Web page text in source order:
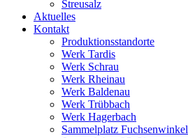
Streusalz
Aktuelles
Kontakt
Produktionsstandorte
Werk Tardis
Werk Schrau
Werk Rheinau
Werk Baldenau
Werk Trübbach
Werk Hagerbach
Sammelplatz Fuchsenwinkel